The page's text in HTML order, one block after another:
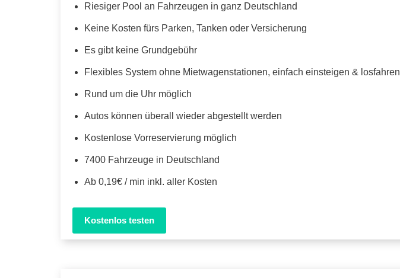
Riesiger Pool an Fahrzeugen in ganz Deutschland
Keine Kosten fürs Parken, Tanken oder Versicherung
Es gibt keine Grundgebühr
Flexibles System ohne Mietwagenstationen, einfach einsteigen & losfahren
Rund um die Uhr möglich
Autos können überall wieder abgestellt werden
Kostenlose Vorreservierung möglich
7400 Fahrzeuge in Deutschland
Ab 0,19€ / min inkl. aller Kosten
Kostenlos testen